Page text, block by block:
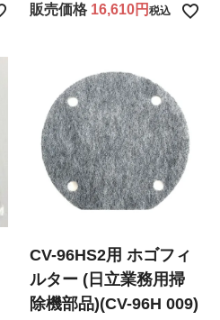
販売価格 16,610 税込
CV-96HS2用 ホゴフィ
ルター (日立業務用掃
除機部品)(CV-96H 009)